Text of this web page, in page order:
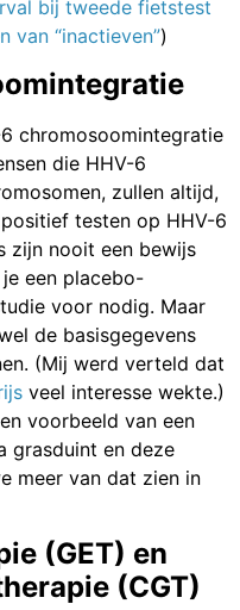
bij tweede fietstest
van “inactieven”)
chromosoomintegratie
die HHV-6
zullen altijd,
testen op HHV-6
zijn nooit een bewijs
een placebo-
voor nodig. Maar
de basisgegevens
(Mij werd verteld dat
veel interesse wekte.)
voorbeeld van een
grasduint en deze
meer van dat zien in
(GET) en
(CGT)